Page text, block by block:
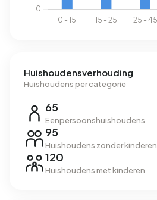
Huishoudensverhouding
Huishoudens per categorie
65
Eenpersoonshuishoudens
95
Huishoudens zonder kinderen
120
Huishoudens met kinderen